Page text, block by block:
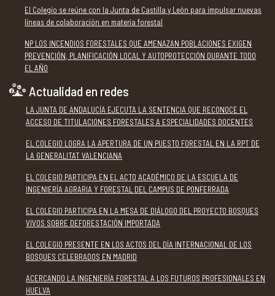
El Colegio se reúne con la Junta de Castilla y León para impulsar nuevas
líneas de colaboración en materia forestal
NP LOS INCENDIOS FORESTALES QUE AMENAZAN POBLACIONES EXIGEN
PREVENCIÓN, PLANIFICACIÓN LOCAL Y AUTOPROTECCIÓN DURANTE TODO
EL AÑO
Actualidad en redes
LA JUNTA DE ANDALUCÍA EJECUTA LA SENTENCIA QUE RECONOCE EL
ACCESO DE TITULACIONES FORESTALES A ESPECIALIDADES DOCENTES
EL COLEGIO LOGRA LA APERTURA DE UN PUESTO FORESTAL EN LA RPT DE
LA GENERALITAT VALENCIANA
EL COLEGIO PARTICIPA EN EL ACTO ACADÉMICO DE LA ESCUELA DE
INGENIERÍA AGRARIA Y FORESTAL DEL CAMPUS DE PONFERRADA
EL COLEGIO PARTICIPA EN LA MESA DE DIÁLOGO DEL PROYECTO BOSQUES
VIVOS SOBRE DEFORESTACIÓN IMPORTADA
EL COLEGIO PRESENTE EN LOS ACTOS DEL DÍA INTERNACIONAL DE LOS
BOSQUES CELEBRADOS EN MADRID
ACERCANDO LA INGENIERÍA FORESTAL A LOS FUTUROS PROFESIONALES EN
HUELVA